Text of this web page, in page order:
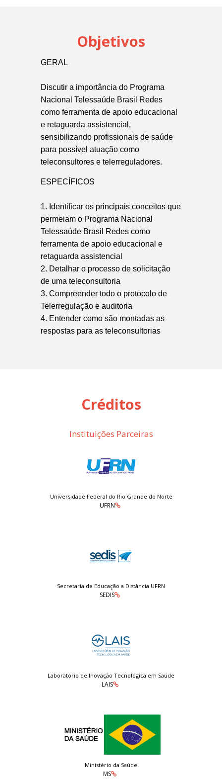
Objetivos
GERAL
Discutir a importância do Programa
Nacional Telessaúde Brasil Redes
como ferramenta de apoio educacional
e retaguarda assistencial,
sensibilizando profissionais de saúde
para possível atuação como
teleconsultores e telerreguladores.
ESPECÍFICOS
1. Identificar os principais conceitos que
permeiam o Programa Nacional
Telessaúde Brasil Redes como
ferramenta de apoio educacional e
retaguarda assistencial
2. Detalhar o processo de solicitação
de uma teleconsultoria
3. Compreender todo o protocolo de
Telerregulação e auditoria
4. Entender como são montadas as
respostas para as teleconsultorias
Créditos
Instituições Parceiras
Universidade Federal do Rio Grande do Norte
UFRN
Secretaria de Educação a Distância UFRN
SEDIS
Laboratório de Inovação Tecnológica em Saúde
LAIS
Ministério da Saúde
MS